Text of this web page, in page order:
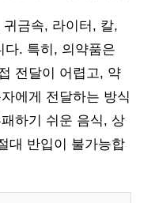
금속, 라이터, 칼,
다. 특히, 의약품은
전달이 어렵고, 약
에게 전달하는 방식
하기 쉬운 음식, 상
대 반입이 불가능합